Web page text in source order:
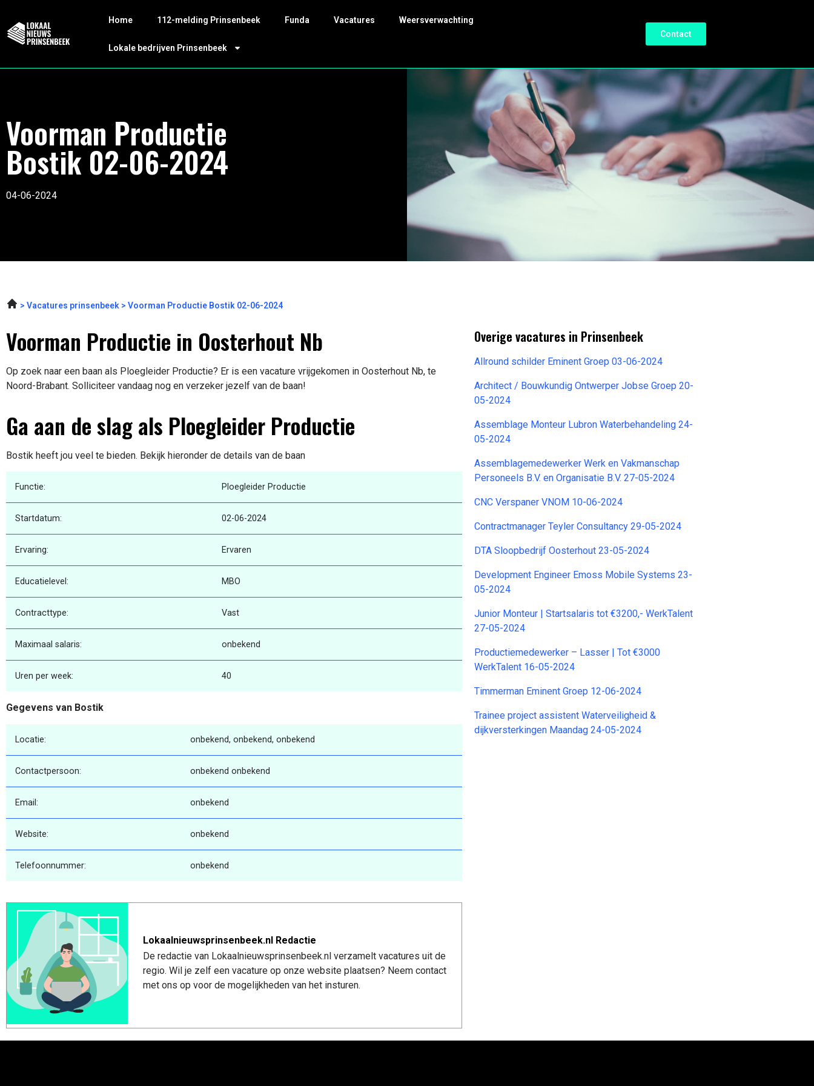
Home 112-melding Prinsenbeek Funda Vacatures Weersverwachting
Lokale bedrijven Prinsenbeek
Contact
Voorman Productie
Bostik 02-06-2024
04-06-2024
Vacatures prinsenbeek Voorman Productie Bostik 02-06-2024
Voorman Productie in Oosterhout Nb
Op zoek naar een baan als Ploegleider Productie? Er is een vacature vrijgekomen in Oosterhout Nb, te
Noord-Brabant. Solliciteer vandaag nog en verzeker jezelf van de baan!
Ga aan de slag als Ploegleider Productie
Bostik heeft jou veel te bieden. Bekijk hieronder de details van de baan
Functie: Ploegleider Productie
Startdatum: 02-06-2024
Ervaring: Ervaren
Educatielevel: MBO
Contracttype: Vast
Maximaal salaris: onbekend
Uren per week: 40
Gegevens van Bostik
Locatie: onbekend, onbekend, onbekend
Contactpersoon: onbekend onbekend
Email: onbekend
Website: onbekend
Telefoonnummer: onbekend
Lokaalnieuwsprinsenbeek.nl Redactie
De redactie van Lokaalnieuwsprinsenbeek.nl verzamelt vacatures uit de
regio. Wil je zelf een vacature op onze website plaatsen? Neem contact
met ons op voor de mogelijkheden van het insturen.
Overige vacatures in Prinsenbeek
Allround schilder Eminent Groep 03-06-2024
Architect / Bouwkundig Ontwerper Jobse Groep 20-
05-2024
Assemblage Monteur Lubron Waterbehandeling 24-
05-2024
Assemblagemedewerker Werk en Vakmanschap
Personeels B.V. en Organisatie B.V. 27-05-2024
CNC Verspaner VNOM 10-06-2024
Contractmanager Teyler Consultancy 29-05-2024
DTA Sloopbedrijf Oosterhout 23-05-2024
Development Engineer Emoss Mobile Systems 23-
05-2024
Junior Monteur | Startsalaris tot €3200,- WerkTalent
27-05-2024
Productiemedewerker – Lasser | Tot €3000
WerkTalent 16-05-2024
Timmerman Eminent Groep 12-06-2024
Trainee project assistent Waterveiligheid &
dijkversterkingen Maandag 24-05-2024